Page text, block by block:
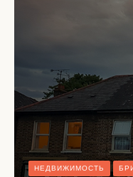
НЕДВИЖИМОСТЬ